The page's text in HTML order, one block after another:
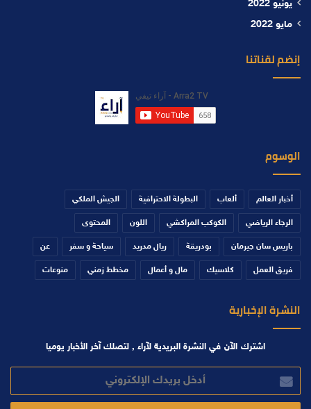
يونيو 2022
مايو 2022
إنضم لقناتنا
الوسوم
أخبار العالم ألعاب البطولة الاحترافية الجيش الملكي
الرجاء الرياضي الكوكب المراكشي اللون المحتوى
باريس سان جيرمان بودريقة ريال مدريد سياحة و سفر عن
فريق العمل كلاسيك مال و أعمال مخطط زمني منوعات
النشرة الإخبارية
اشترك الآن في النشرة البريدية لآراء , لتصلك آخر الأخبار يوميا
بريدك
الإلكتروني